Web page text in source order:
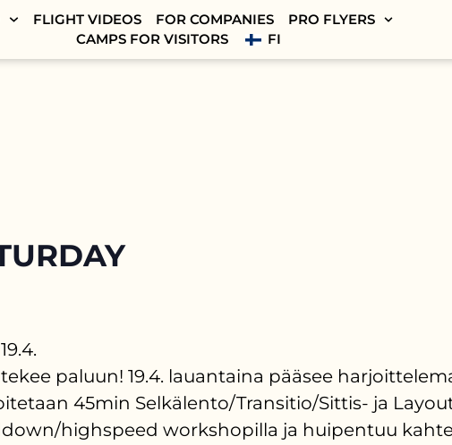
FLIGHT VIDEOS FOR COMPANIES
PRO FLYERS
CAMPS FOR VISITORS
FI
tekee paluun! 19.4. lauantaina pääsee
45min Selkälento/Transitio/Sittis- ja
highspeed workshopilla ja huipentuu